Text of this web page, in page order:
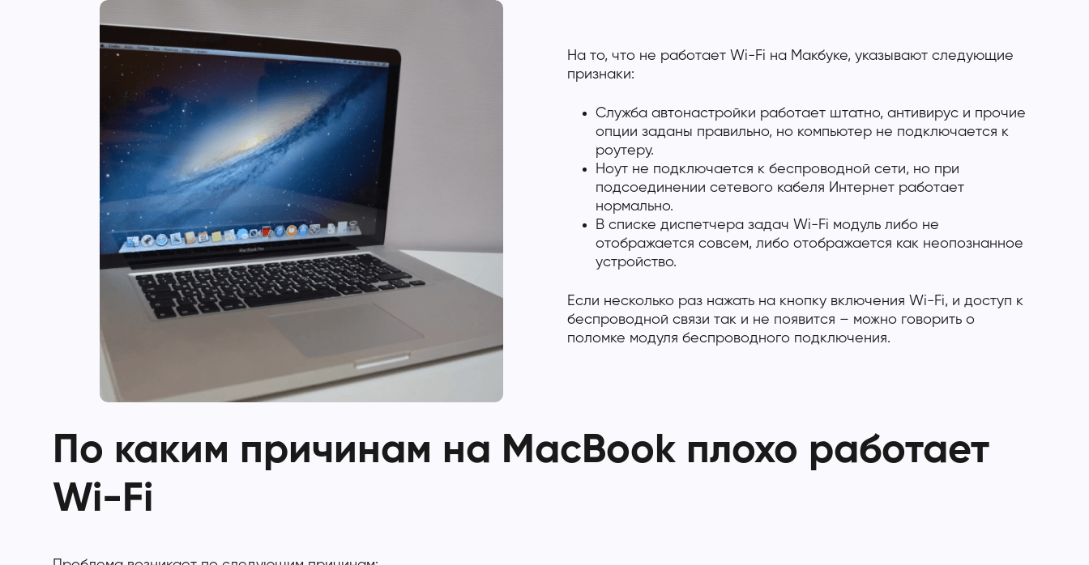
На то, что не работает Wi-Fi на Макбуке, указывают следующие
признаки:
Служба автонастройки работает штатно, антивирус и прочие
опции заданы правильно, но компьютер не подключается к
роутеру.
Ноут не подключается к беспроводной сети, но при
подсоединении сетевого кабеля Интернет работает
нормально.
В списке диспетчера задач Wi-Fi модуль либо не
отображается совсем, либо отображается как неопознанное
устройство.
Если несколько раз нажать на кнопку включения Wi-Fi, и доступ к
беспроводной связи так и не появится – можно говорить о
поломке модуля беспроводного подключения.
По каким причинам на MacBook плохо работает
Wi-Fi